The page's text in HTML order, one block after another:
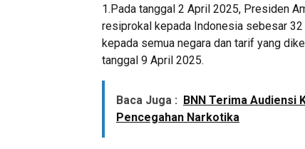
1.Pada tanggal 2 April 2025, Presiden
resiprokal kepada Indonesia sebesar
kepada semua negara dan tarif yang
tanggal 9 April 2025.
Baca Juga : BNN Terima Audiensi
Pencegahan Narkotika